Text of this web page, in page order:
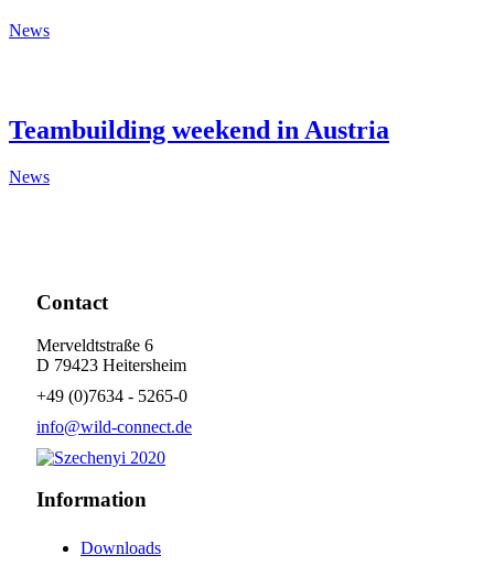
News
Teambuilding weekend in Austria
News
Contact
Merveldtstraße 6
D 79423 Heitersheim
+49 (0)7634 - 5265-0
info@wild-connect.de
Information
Downloads